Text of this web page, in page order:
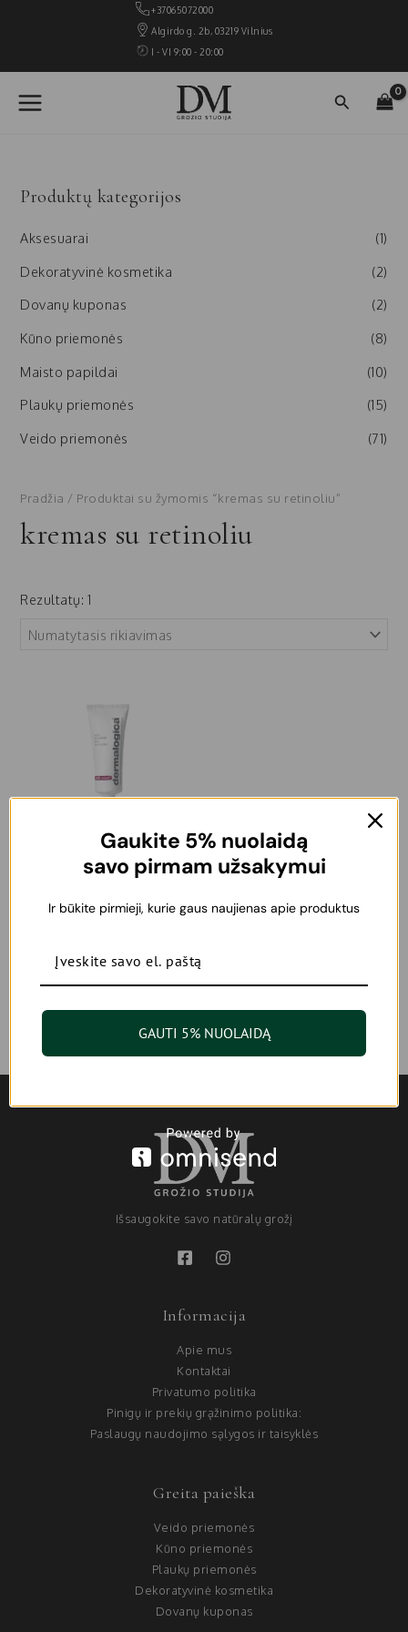
+37065072000
Algirdo g. 2b, 03219 Vilnius
I - VI 9:00 - 20:00
Paieška
Produktų kategorijos
Aksesuarai (1)
Dekoratyvinė kosmetika (2)
Dovanų kuponas (2)
Kūno priemonės (8)
Maisto papildai (10)
Plaukų priemonės (15)
Veido priemonės (71)
Pradžia / Produktai su žymomis “kremas su retinoliu”
kremas su retinoliu
Rezultatų: 1
Dermalogica Age Reversal Eye
su retinoliu 15 ml
Nuolaidos
Išsaugokite savo natūralų grožį
Informacija
Apie mus
Kontaktai
Privatumo politika
Pinigų ir prekių grąžinimo politika:
Paslaugų naudojimo sąlygos ir taisyklės
Greita paieška
Veido priemonės
Kūno priemonės
Plaukų priemonės
Dekoratyvinė kosmetika
Dovanų kuponas
Gaukite 5% nuolaidą
savo pirmam užsakymui
Ir būkite pirmieji, kurie gaus naujienas apie produktus
GAUTI 5% NUOLAIDĄ